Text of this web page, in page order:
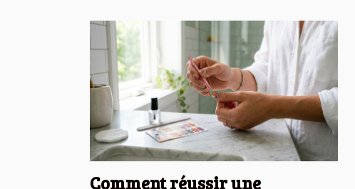
Comment réussir une